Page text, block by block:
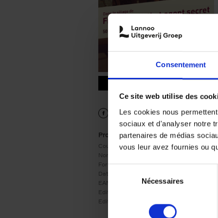
Consentement
Ce site web utilise des
Les cookies nous
sociaux et d'analyser notre
partenaires de médias
vous leur avez fournies ou
consentement
Nécessaires
9782873868482.PDF
Product details
Couverture: Couverture souple
Nombre de pages:
Format: 250x160
Date de parution:
EAN:
9782873868482
Editeur:
Edition: